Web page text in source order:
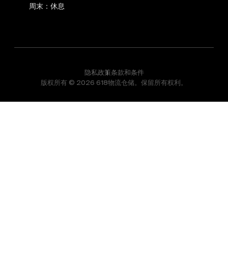
周末：休息
隐私政策条款和条件
版权所有 © 2026 618物流仓储。保留所有权利。